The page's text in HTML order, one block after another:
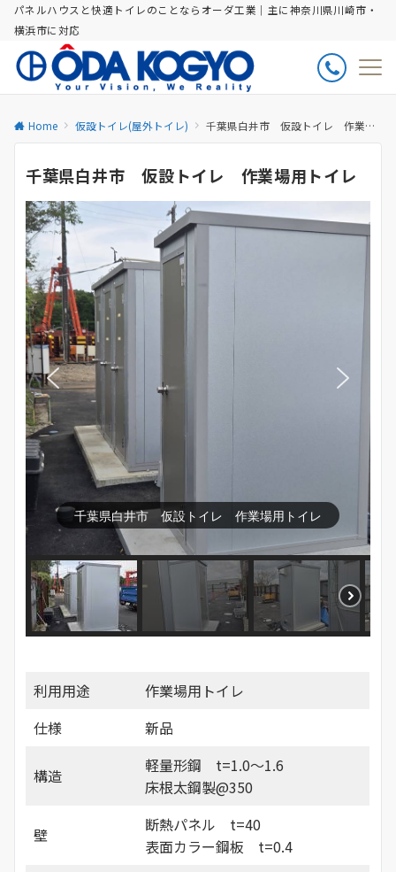
パネルハウスと快適トイレのことならオーダ工業｜主に神奈川県川崎市・
横浜市に対応
Home 仮設トイレ(屋外トイレ) 千葉県白井市 仮設トイレ 作業場用トイレ
千葉県白井市 仮設トイレ 作業場用トイレ
千葉県白井市 仮設トイレ 作業場用トイレ
利用用途
作業場用トイレ
仕様
新品
構造
軽量形鋼 t=1.0～1.6
床根太鋼製@350
壁
断熱パネル t=40
表面カラー鋼板 t=0.4